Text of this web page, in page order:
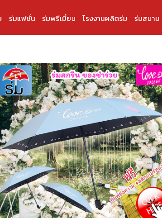
ร่มแฟชั่น ร่มพรีเมี่ยม โรงงานผลิตร่ม ร่มสนาม